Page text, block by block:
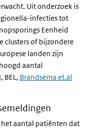
Uit onderzoek is
infecties tot
Eenheid
clusters of bijzondere
landen zijn
aantal
BEL, Brandsema et.al
aantal patiënten dat